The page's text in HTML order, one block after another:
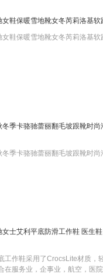
女鞋保暖雪地靴女冬芮莉洛基
女鞋保暖雪地靴女冬芮莉洛基
冬季卡骆驰蕾丽翻毛坡跟靴时
冬季卡骆驰蕾丽翻毛坡跟靴时
女士艾利平底防滑工作鞋 医生
工作鞋采用了CrocsLite材质，
在服务业，企事业，航空，医